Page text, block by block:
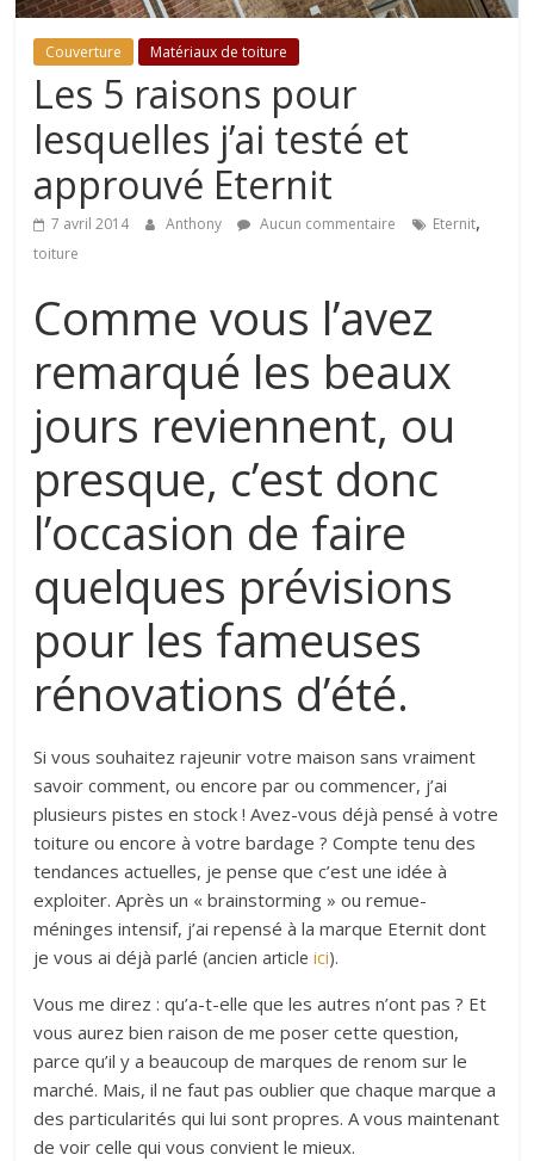
astuces
sur
l'univers
toiture
Couverture Matériaux de toiture
Les 5 raisons pour
lesquelles j’ai testé et
approuvé Eternit
7 avril 2014 Anthony Aucun commentaire Eternit,
toiture
Comme vous l’avez
remarqué les beaux
jours reviennent, ou
presque, c’est donc
l’occasion de faire
quelques prévisions
pour les fameuses
rénovations d’été.
Si vous souhaitez rajeunir votre maison sans vraiment
savoir comment, ou encore par ou commencer, j’ai
plusieurs pistes en stock ! Avez-vous déjà pensé à votre
toiture ou encore à votre bardage ? Compte tenu des
tendances actuelles, je pense que c’est une idée à
exploiter. Après un « brainstorming » ou remue-
méninges intensif, j’ai repensé à la marque Eternit dont
je vous ai déjà parlé(ancien articleici).
Vous me direz : qu’a-t-elle que les autres n’ont pas ? Et
vous aurez bien raison de me poser cette question,
parce qu’il y a beaucoup de marques de renom sur le
marché. Mais, il ne faut pas oublier que chaque marque a
des particularités qui lui sont propres. A vous maintenant
de voir celle qui vous convient le mieux.